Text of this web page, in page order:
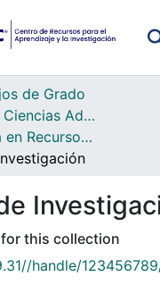
de Grado
Facultad de Ciencias Administrativas y Sociales
Licenciatura en Recursos Humanos
for this collection
handle/